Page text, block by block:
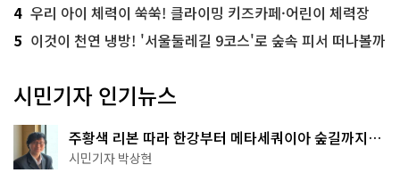
4 우리 아이 체력이 쑥쑥! 클라이밍 키즈카페·어린이 체력장
5 이것이 천연 냉방! '서울둘레길 9코스'로 숲속 피서 떠나볼까
시민기자 인기뉴스
주황색 리본 따라 한강부터 메타세쿼이아 숲길까지…
서울둘레길 15코스
시민기자 박상현